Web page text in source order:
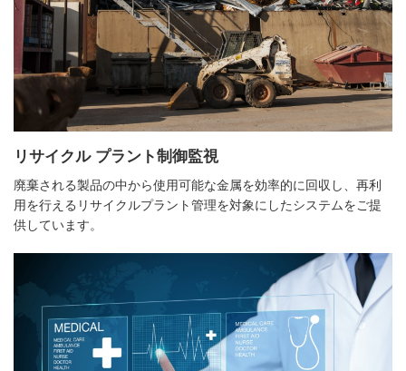
リサイクル プラント制御監視
廃棄される製品の中から使用可能な金属を効率的に回収し、再利
用を行えるリサイクルプラント管理を対象にしたシステムをご提
供しています。